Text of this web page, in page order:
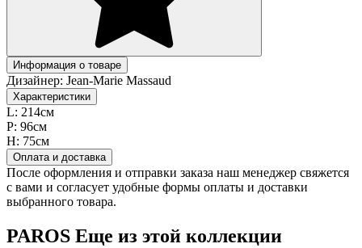
Информация о товаре
Дизайнер: Jean-Marie Massaud
Характеристики
L: 214см
P: 96см
H: 75см
Оплата и доставка
После оформления и отправки заказа наш менеджер свяжется
с вами и согласует удобные формы оплаты и доставки
выбранного товара.
PAROS Еще из этой коллекции